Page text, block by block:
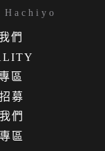
募
Hachiyo
們
區
們
區